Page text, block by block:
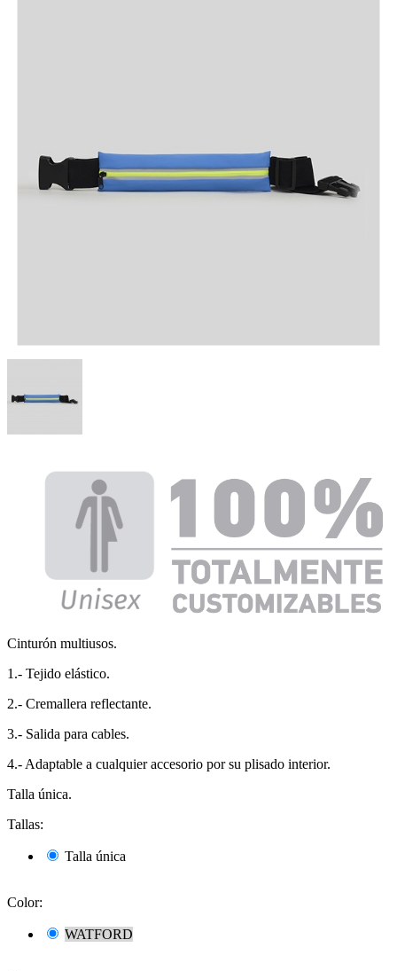
Cinturón multiusos.
1.- Tejido elástico.
2.- Cremallera reflectante.
3.- Salida para cables.
4.- Adaptable a cualquier accesorio por su plisado interior.
Talla única.
Tallas:
Talla única
Color:
WATFORD